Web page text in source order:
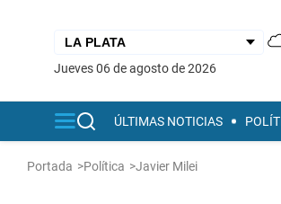
jueves 06 de agosto de 2026
ÚLTIMAS NOTICIAS
Portada >Política >Javier Milei